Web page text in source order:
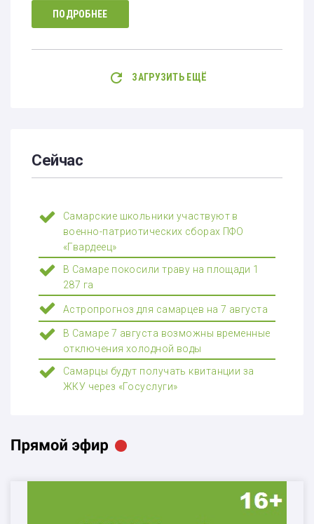
ПОДРОБНЕЕ
ЗАГРУЗИТЬ ЕЩЁ
Сейчас
Самарские школьники участвуют в
военно-патриотических сборах ПФО
«Гвардеец»
В Самаре покосили траву на площади 1
287 га
Астропрогноз для самарцев на 7 августа
В Самаре 7 августа возможны временные
отключения холодной воды
Самарцы будут получать квитанции за
ЖКУ через «Госуслуги»